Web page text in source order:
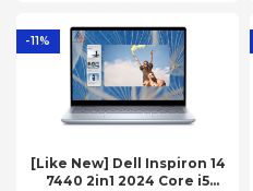
-11%
[Like New] Dell Inspiron 14
7440 2in1 2024 Core i5